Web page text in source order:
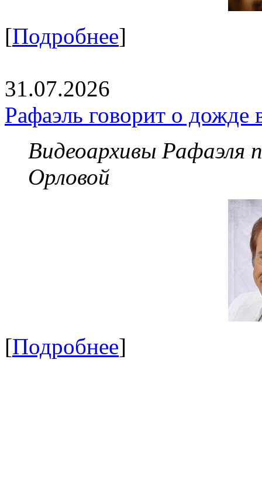
[Подробнее]
31.07.2026
Рафаэль говорит о дожде
Видеоархивы Рафаэля
Орловой
[Подробнее]